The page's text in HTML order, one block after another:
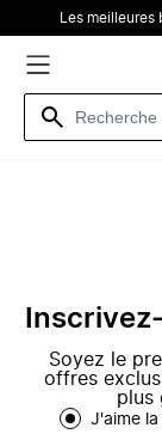
Les
Soyez le
offres
plus
J'aime